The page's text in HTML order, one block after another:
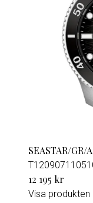
SEASTAR/
12 195 kr
Visa produkten